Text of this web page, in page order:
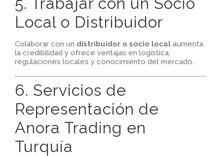
Local o Distribuidor
Colaborar con un distribuidor o socio localaumenta
la credibilidad y ofrece ventajas en logística,
regulaciones locales y conocimiento del mercado.
6. Servicios de
Representación de
Anora Trading en
Turquía